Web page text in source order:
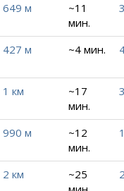
649 м
~11
мин.
427 м ~4 мин.
1 км
~17
мин.
990 м
~12
мин.
2 км
~25